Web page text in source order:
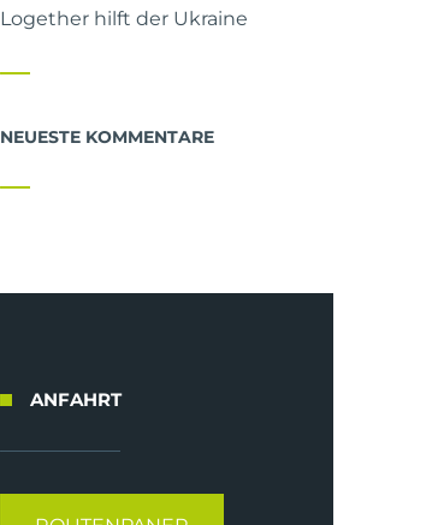
Logether hilft der Ukraine
NEUESTE KOMMENTARE
ANFAHRT